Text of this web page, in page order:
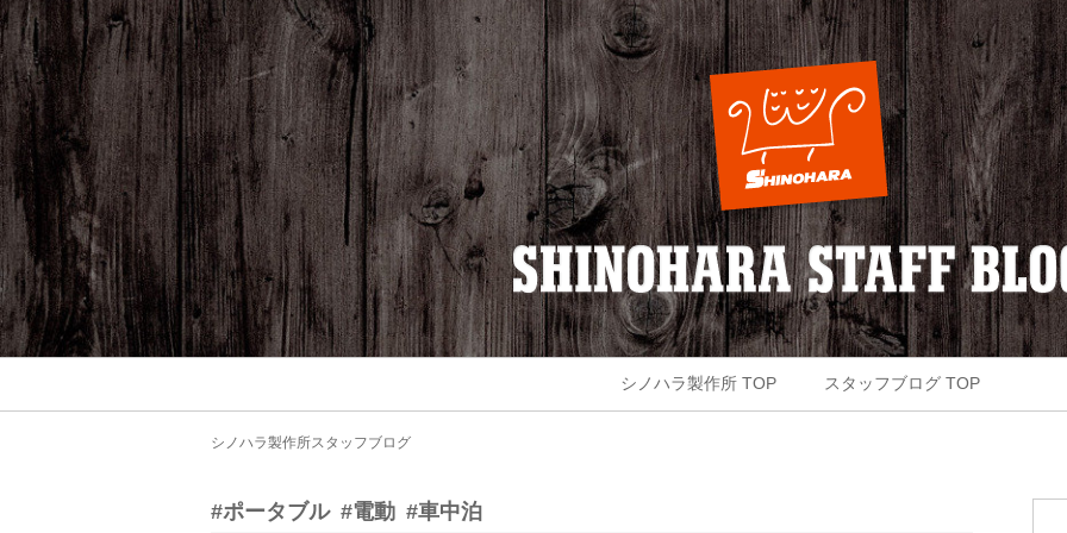
シノハラ製作所 TOP スタッフブログ TOP
シノハラ製作所スタッフブログ
#ポータブル #電動 #車中泊